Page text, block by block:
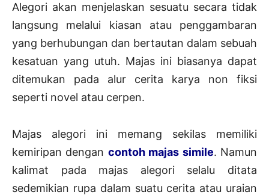
Alegori akan menjelaskan sesuatu secara tidak
langsung melalui kiasan atau penggambaran
yang berhubungan dan bertautan dalam sebuah
kesatuan yang utuh. Majas ini biasanya dapat
ditemukan pada alur cerita karya non fiksi
seperti novel atau cerpen.
Majas alegori ini memang sekilas memiliki
kemiripan dengan contoh majas simile. Namun
kalimat pada majas alegori selalu ditata
sedemikian rupa dalam suatu cerita atau uraian